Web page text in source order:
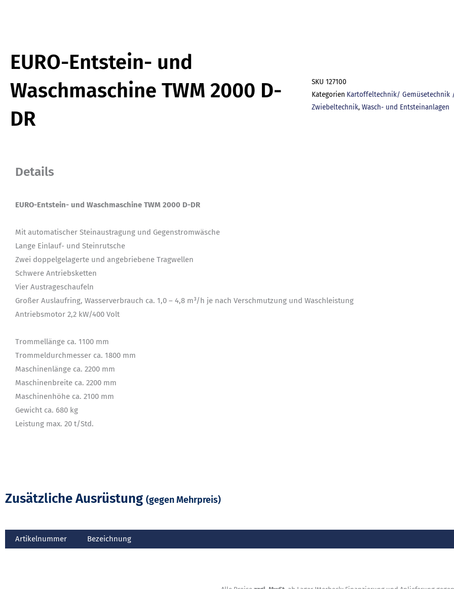
EURO-Entstein- und
Waschmaschine TWM 2000 D-
DR
SKU127100
Kategorien Kartoffeltechnik/ Gemüsetechnik
Zwiebeltechnik,Wasch- und Entsteinanlagen
Details
EURO-Entstein- und Waschmaschine TWM 2000 D-DR
Mit automatischer Steinaustragung und Gegenstromwäsche
Lange Einlauf- und Steinrutsche
Zwei doppelgelagerte und angebriebene Tragwellen
Schwere Antriebsketten
Vier Austrageschaufeln
Großer Auslaufring, Wasserverbrauch ca. 1,0 – 4,8 m³/h je nach Verschmutzung und Waschleistung
Antriebsmotor 2,2 kW/400 Volt
Trommellänge ca. 1100 mm
Trommeldurchmesser ca. 1800 mm
Maschinenlänge ca. 2200 mm
Maschinenbreite ca. 2200 mm
Maschinenhöhe ca. 2100 mm
Gewicht ca. 680 kg
Leistung max. 20 t/Std.
Zusätzliche Ausrüstung (gegen Mehrpreis)
Artikelnummer Bezeichnung